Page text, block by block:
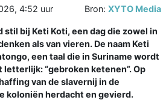
4:52 uur Bron: XYTO Media
stil bij Keti Koti, een dag die zowel in
als van vieren. De naam Keti
een taal die in Suriname wordt
“gebroken ketenen”. Op
van de slavernij in de
koloniën herdacht en gevierd.